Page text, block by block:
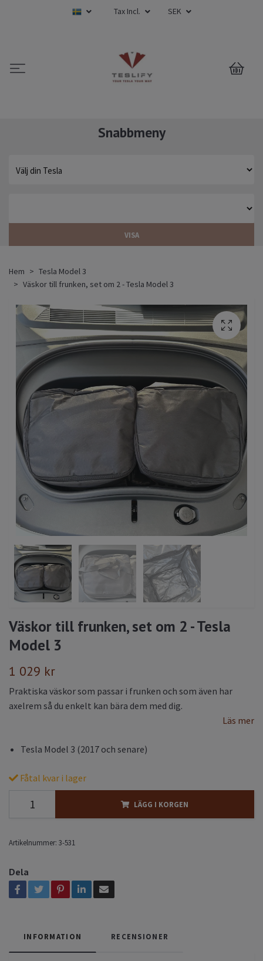
Tax Incl. SEK
0
Snabbmeny
VISA
Hem
Tesla Model 3
Väskor till frunken, set om 2 - Tesla Model 3
Väskor till frunken, set om 2 - Tesla
Model 3
1 029 kr
Praktiska väskor som passar i frunken och som även har
axelrem så du enkelt kan bära dem med dig.
Läs mer
Tesla Model 3 (2017 och senare)
Fåtal kvar i lager
LÄGG I KORGEN
Artikelnummer: 3-531
Dela
INFORMATION RECENSIONER